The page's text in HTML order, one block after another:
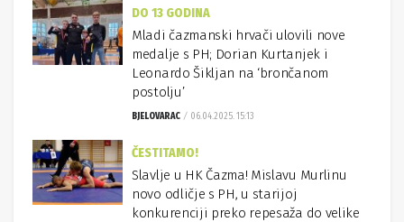
DO 13 GODINA
Mladi čazmanski hrvači ulovili nove
medalje s PH; Dorian Kurtanjek i
Leonardo Šikljan na ‘brončanom
postolju’
BJELOVARAC 06.04.2025. 15:13
ČESTITAMO!
Slavlje u HK Čazma! Mislavu Murlinu
novo odličje s PH, u starijoj
konkurenciji preko repesaža do velike